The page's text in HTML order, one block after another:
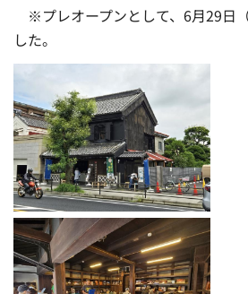
※プレオープンとして、6月29日
した。